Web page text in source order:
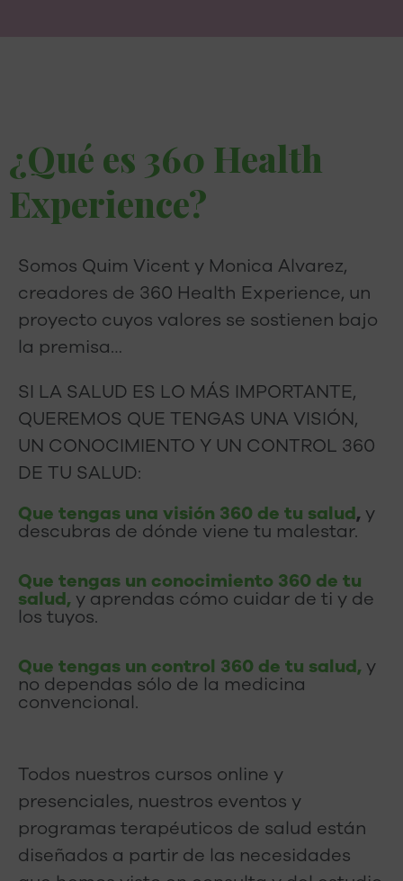
¿Qué es 360 Health
Experience?
Somos Quim Vicent y Monica Alvarez,
creadores de 360 Health Experience, un
proyecto cuyos valores se sostienen bajo
la premisa…
SI LA SALUD ES LO MÁS IMPORTANTE,
QUEREMOS QUE TENGAS UNA VISIÓN,
UN CONOCIMIENTO Y UN CONTROL 360
DE TU SALUD:
Que tengas una visión 360 de tu salud, y
descubras de dónde viene tu malestar.
Que tengas un conocimiento 360 de tu
salud, y aprendas cómo cuidar de ti y de
los tuyos.
Que tengas un control 360 de tu salud, y
no dependas sólo de la medicina
convencional.
Todos nuestros cursos online y
presenciales, nuestros eventos y
programas terapéuticos de salud están
diseñados a partir de las necesidades